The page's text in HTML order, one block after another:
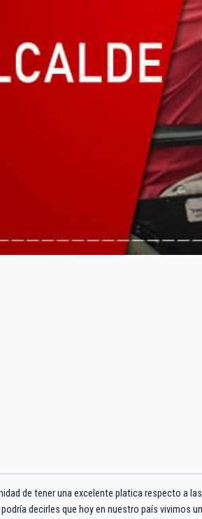
de tener una excelente platica respecto a
decirles que hoy en nuestro país vivimos